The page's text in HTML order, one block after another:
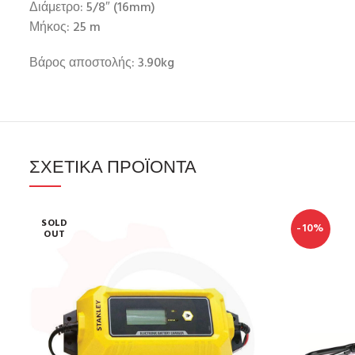
Διάμετρο: 5/8″ (16mm)
Μήκος: 25 m
Βάρος αποστολής: 3.90kg
ΣΧΕΤΙΚΆ ΠΡΟΪΌΝΤΑ
SOLD
OUT -10%